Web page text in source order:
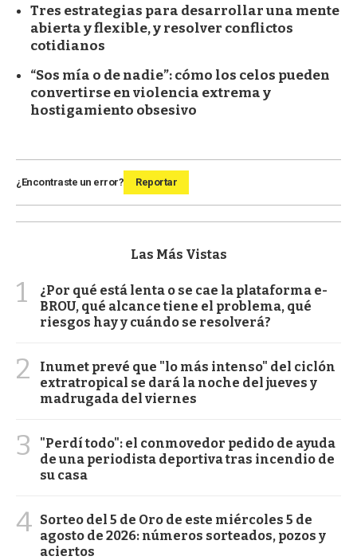
Tres estrategias para desarrollar una mente
abierta y flexible, y resolver conflictos
cotidianos
“Sos mía o de nadie”: cómo los celos pueden
convertirse en violencia extrema y
hostigamiento obsesivo
¿Encontraste un error? Reportar
Las Más Vistas
1
¿Por qué está lenta o se cae la plataforma e-
BROU, qué alcance tiene el problema, qué
riesgos hay y cuándo se resolverá?
2
Inumet prevé que "lo más intenso" del ciclón
extratropical se dará la noche del jueves y
madrugada del viernes
3
"Perdí todo": el conmovedor pedido de ayuda
de una periodista deportiva tras incendio de
su casa
4 Sorteo del 5 de Oro de este miércoles 5 de
agosto de 2026: números sorteados, pozos y
aciertos